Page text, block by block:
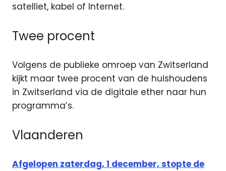
satelliet, kabel of Internet.
Twee procent
Volgens de publieke omroep van Zwitserland
kijkt maar twee procent van de huishoudens
in Zwitserland via de digitale ether naar hun
programma’s.
Vlaanderen
Afgelopen zaterdag, 1 december, stopte de